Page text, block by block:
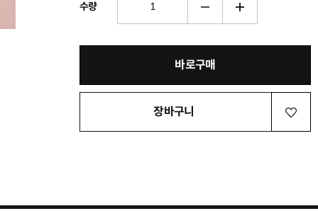
수량
바로구매
장바구니